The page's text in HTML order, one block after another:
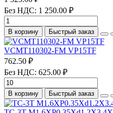
Без НДС: 1 250.00 ₽
В корзину Быстрый заказ
VCMT110302-FM VP15TF
762.50 ₽
Без НДС: 625.00 ₽
В корзину Быстрый заказ